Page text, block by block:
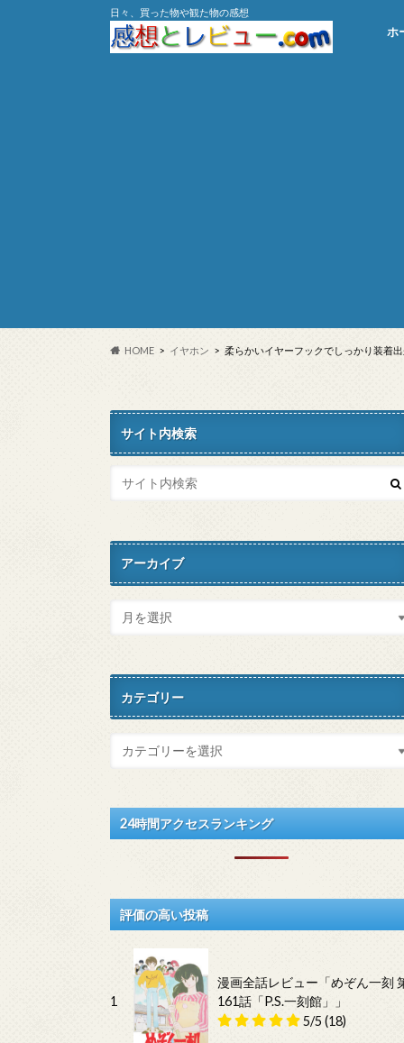
日々、買った物や観た物の感想
ホ
HOME イヤホン 柔らかいイヤーフックでしっかり装着
サイト内検索
アーカイブ
カテゴリー
24時間アクセスランキング
評価の高い投稿
1
漫画全話レビュー「めぞん一刻
161話「P.S.一刻館」」
5/5 (18)